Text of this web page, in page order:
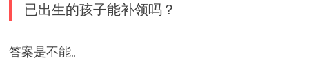
已出生的孩子能补领吗？
答案是不能。